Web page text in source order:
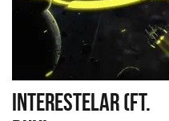
INTERESTELAR (FT.